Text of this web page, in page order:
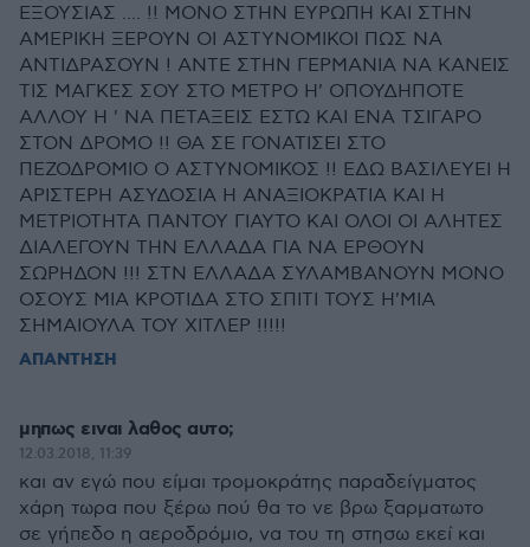
ΕΞΟΥΣΙΑΣ .... !! ΜΟΝΟ ΣΤΗΝ ΕΥΡΩΠΗ ΚΑΙ ΣΤΗΝ
ΑΜΕΡΙΚΗ ΞΕΡΟΥΝ ΟΙ ΑΣΤΥΝΟΜΙΚΟΙ ΠΩΣ ΝΑ
ΑΝΤΙΔΡΑΣΟΥΝ ! ΑΝΤΕ ΣΤΗΝ ΓΕΡΜΑΝΙΑ ΝΑ ΚΑΝΕΙΣ
ΤΙΣ ΜΑΓΚΕΣ ΣΟΥ ΣΤΟ ΜΕΤΡΟ Η' ΟΠΟΥΔΗΠΟΤΕ
ΑΛΛΟΥ Η ' ΝΑ ΠΕΤΑΞΕΙΣ ΕΣΤΩ ΚΑΙ ΕΝΑ ΤΣΙΓΑΡΟ
ΣΤΟΝ ΔΡΟΜΟ !! ΘΑ ΣΕ ΓΟΝΑΤΙΣΕΙ ΣΤΟ
ΠΕΖΟΔΡΟΜΙΟ Ο ΑΣΤΥΝΟΜΙΚΟΣ !! ΕΔΩ ΒΑΣΙΛΕΥΕΙ Η
ΑΡΙΣΤΕΡΗ ΑΣΥΔΟΣΙΑ Η ΑΝΑΞΙΟΚΡΑΤΙΑ ΚΑΙ Η
ΜΕΤΡΙΟΤΗΤΑ ΠΑΝΤΟΥ ΓΙΑΥΤΟ ΚΑΙ ΟΛΟΙ ΟΙ ΑΛΗΤΕΣ
ΔΙΑΛΕΓΟΥΝ ΤΗΝ ΕΛΛΑΔΑ ΓΙΑ ΝΑ ΕΡΘΟΥΝ
ΣΩΡΗΔΟΝ !!! ΣΤΝ ΕΛΛΑΔΑ ΣΥΛΑΜΒΑΝΟΥΝ ΜΟΝΟ
ΟΣΟΥΣ ΜΙΑ ΚΡΟΤΙΔΑ ΣΤΟ ΣΠΙΤΙ ΤΟΥΣ Η'ΜΙΑ
ΣΗΜΑΙΟΥΛΑ ΤΟΥ ΧΙΤΛΕΡ !!!!!
ΑΠΑΝΤΗΣΗ
μηπως ειναι λαθος αυτο;
12.03.2018, 11:39
και αν εγώ που είμαι τρομοκράτης παραδείγματος
χάρη τωρα που ξέρω πού θα το νε βρω ξαρματωτο
σε γήπεδο η αεροδρόμιο, να του τη στησω εκεί και